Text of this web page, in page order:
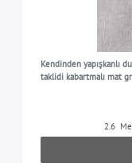
Kendinden yapışkanlı
taklidi kabartmalı mat
2.6